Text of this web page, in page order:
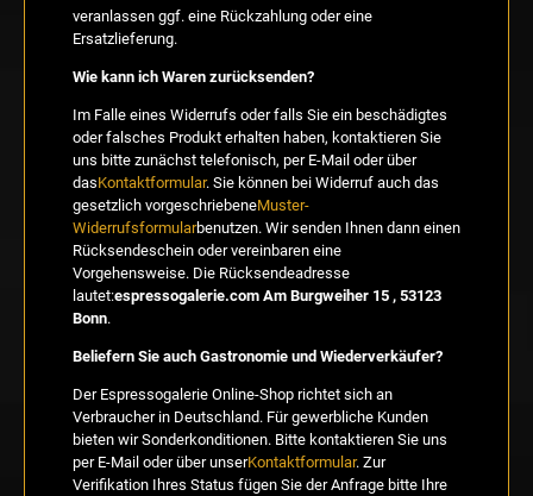
veranlassen ggf. eine Rückzahlung oder eine
Ersatzlieferung.
Wie kann ich Waren zurücksenden?
Im Falle eines Widerrufs oder falls Sie ein beschädigtes
oder falsches Produkt erhalten haben, kontaktieren Sie
uns bitte zunächst telefonisch, per E-Mail oder über
dasKontaktformular. Sie können bei Widerruf auch das
gesetzlich vorgeschriebeneMuster-
Widerrufsformularbenutzen. Wir senden Ihnen dann einen
Rücksendeschein oder vereinbaren eine
Vorgehensweise. Die Rücksendeadresse
lautet:espressogalerie.com Am Burgweiher 15 , 53123
Bonn.
Beliefern Sie auch Gastronomie und Wiederverkäufer?
Der Espressogalerie Online-Shop richtet sich an
Verbraucher in Deutschland. Für gewerbliche Kunden
bieten wir Sonderkonditionen. Bitte kontaktieren Sie uns
per E-Mail oder über unserKontaktformular. Zur
Verifikation Ihres Status fügen Sie der Anfrage bitte Ihre